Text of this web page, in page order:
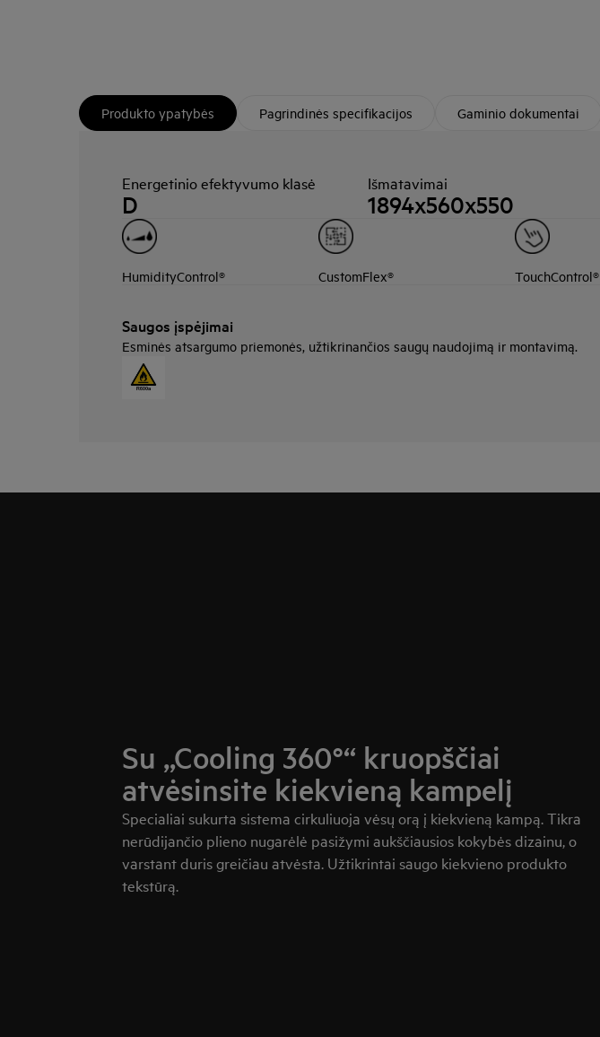
Produkto ypatybės Pagrindinės specifikacijos Gaminio dokumentai
Energetinio efektyvumo klasė
D
Išmatavimai
1894x560x550
HumidityControl® CustomFlex® TouchControl®
Saugos įspėjimai
Esminės atsargumo priemonės, užtikrinančios saugų naudojimą ir montavimą.
Su „Cooling 360°“ kruopščiai
atvėsinsite kiekvieną kampelį
Specialiai sukurta sistema cirkuliuoja vėsų orą į kiekvieną kampą. Tikra
nerūdijančio plieno nugarėlė pasižymi aukščiausios kokybės dizainu, o
varstant duris greičiau atvėsta. Užtikrintai saugo kiekvieno produkto
tekstūrą.